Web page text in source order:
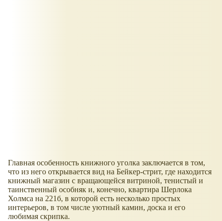
Главная особенность книжного уголка заключается в том,
что из него открывается вид на Бейкер-стрит, где находится
книжный магазин с вращающейся витриной, тенистый и
таинственный особняк и, конечно, квартира Шерлока
Холмса на 221б, в которой есть несколько простых
интерьеров, в том числе уютный камин, доска и его
любимая скрипка.